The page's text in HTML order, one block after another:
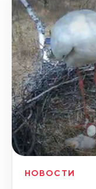
НОВОСТИ